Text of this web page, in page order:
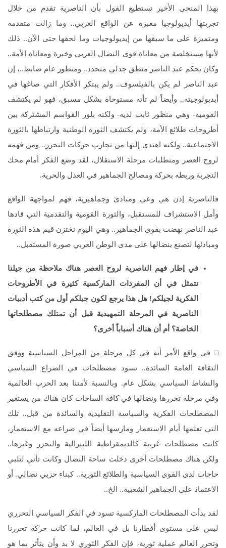
بهذا المنحى الأخير نستطيع القول بأن الناصرية تقدم من خلال
تجربتها أيديولوجيا معبرة عن الواقع العربي.. وما زالت متقدمة
ومتميزة على ما سبقها من إيديولوجيات وما لحقها حتى الآن.. ذلك
لأنها مستخلصة من معاناة قوى النضال العربي وخبرة ومعاناة الأمة..
وكان يحكم عبد الناصر منطق جدلي متجدد.. ومنظور عام ضابط..، إن
عبد الناصر لم يكن بالفيلسوف.. ولم يبتكر الأفكار التي صاغها في
أيديولوجيته.. وأيضاً لم تأته مستوحاة بشكل مسبق، فهو لم يكتشف
القومية- وهي منظور ثابت لديه- ولكنه بلور القواسم المشتركة بين
أطروحات طلائع الأمة، ولم يكتشف الثورة الوطنية وارتباطها بالثورة
الاجتماعية.. ولكنه اهتدى إليها من تجارب حركات التحرر.. ومن فهمه
لروح العصر ومتطلبات مرحلة الاستقلال، لقد وضع الفكر أمام محك
التجربة وربطه بحركة ومصالح الجماهير في العدل والحرية.
فالناصرية إذن هي وعي ومبادئ وجماهيرية، فهم لمواجهة الواقع
وأمل الاستشراف للمستقبل، والثورة القومية والتقدمية التي قادها
عبد الناصر نهضت بقوى الجماهير.. وهي اليوم تختزن قيم هذه الثورة
ومبادئها لتصنع بنضالها على مدى الوطن العربي صورة المستقبل..
في إطار فهم الناصرية لروح العصر هناك ملاحظة من جيلنا
تتمثل في أن المفردات الماركسية كثيرة في الأطروحات
الفكرية لجيلكم! هل هذا يرجع لكون جيلكم أول من كتب أدبيات
الناصرية في المرحلة التمهيدية قبل أن تمتلك مصطلحاتها
الخاصة؟ أم أن هناك أسباباً أخرى؟
□ في واقع الأمر أنه في كل مرحلة من المراحل السياسية ووفق
الثقافة العامة السائدة.. تسود مصطلحات في الصراع السياسي
والنشاط السياسي بشكل عام. وبالنسبة لأمتنا بعد الحرب العالمية
وفي مرحلة تحررها ونضالها في كافة الساحات كان هناك من يستعير
المصطلحات الفكرية والسياسة التقليدية والسائدة من قبل.. تلك
التي تعلمها أيام الاستعمار ومارسها أيضاً في صراعه مع الاستعمار،
كانت مصطلحات غربية كالديمقراطية الليبرالية والتحرر وغيرها..
ولكن هناك مصطلحات أخرى دخلت ساحة النضال وكانت تأتي لتلبي
حاجات لدى القوى السياسية والطلائع الثورية.. كبناء حزبي نضالي. أو
الاعتماد على الجماهير الشعبية.. الخ..
لقد بدأت المصطلحات الماركسية تسود في الفكر السياسي التحرري
ليس على مستوى أقطارنا بل في العالم، لما كانت حركة تحررنا
وتحرر العالم عملية ثورية، فإن الفكر الثوري لا بد وأن يتأثر بما هو